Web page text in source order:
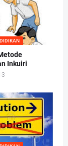
Inkuiri